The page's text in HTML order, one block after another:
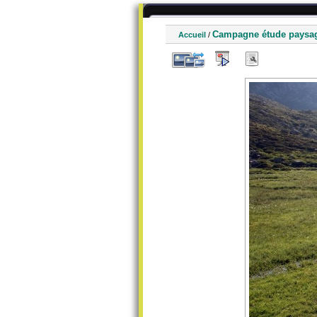
Accueil / Campagne étude